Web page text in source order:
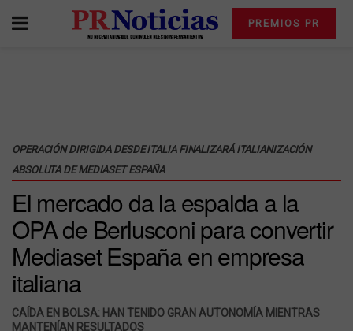
PREMIOS PR
OPERACIÓN DIRIGIDA DESDE ITALIA FINALIZARÁ ITALIANIZACIÓN
ABSOLUTA DE MEDIASET ESPAÑA
El mercado da la espalda a la
OPA de Berlusconi para convertir
Mediaset España en empresa
italiana
CAÍDA EN BOLSA: HAN TENIDO GRAN AUTONOMÍA MIENTRAS
MANTENÍAN RESULTADOS